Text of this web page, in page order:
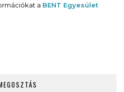
a BENT Egyesület